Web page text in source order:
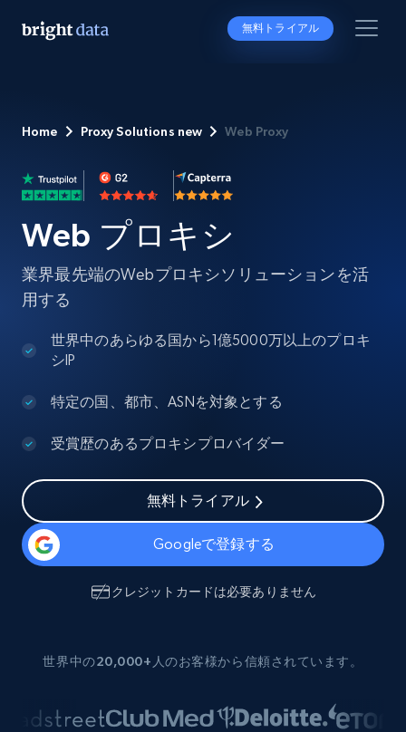
無料トライアル
Home Proxy Solutions new Web Proxy
Web プロキシ
業界最先端のWebプロキシソリューションを活
用する
世界中のあらゆる国から1億5000万以上のプロキ
シIP
特定の国、都市、ASNを対象とする
受賞歴のあるプロキシプロバイダー
無料トライアル
Googleで登録する
クレジットカードは必要ありません
世界中の20,000+人のお客様から信頼されています。